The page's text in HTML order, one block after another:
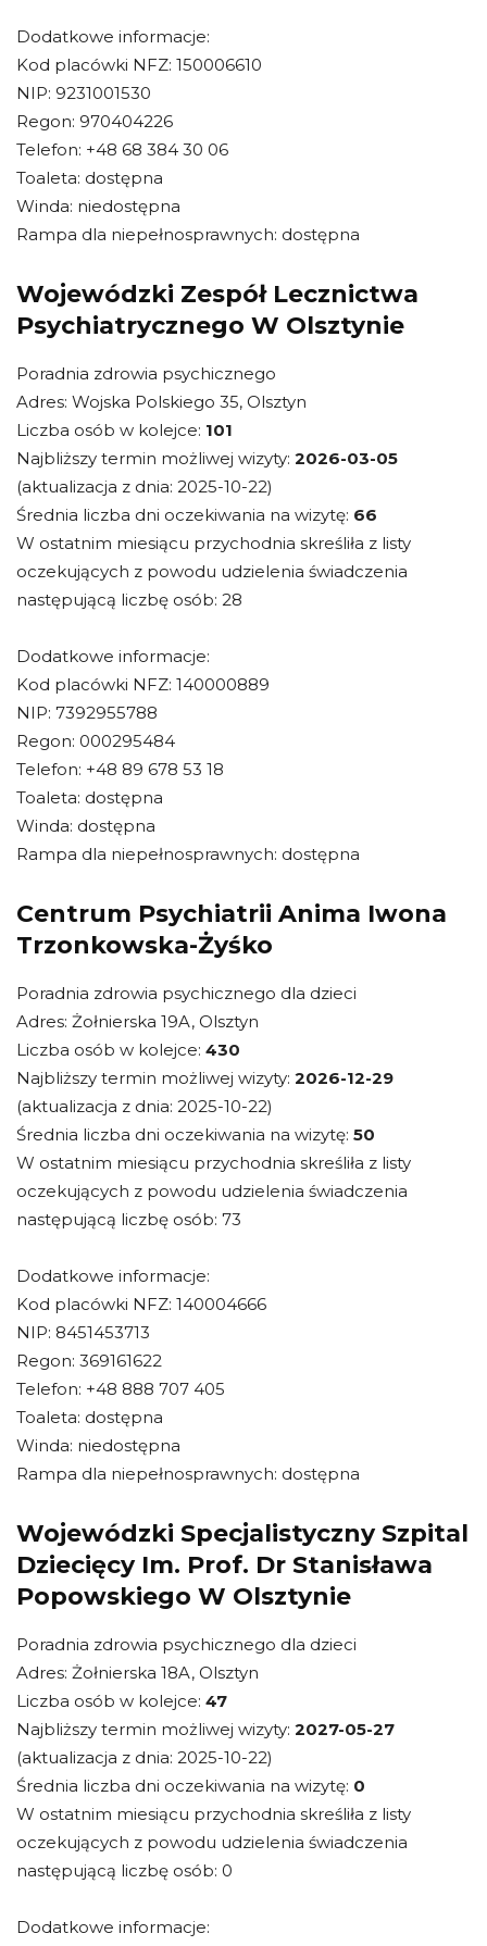
Dodatkowe informacje:
Kod placówki NFZ: 150006610
NIP: 9231001530
Regon: 970404226
Telefon: +48 68 384 30 06
Toaleta: dostępna
Winda: niedostępna
Rampa dla niepełnosprawnych: dostępna
Wojewódzki Zespół Lecznictwa
Psychiatrycznego W Olsztynie
Poradnia zdrowia psychicznego
Adres: Wojska Polskiego 35, Olsztyn
Liczba osób w kolejce: 101
Najbliższy termin możliwej wizyty: 2026-03-05
(aktualizacja z dnia: 2025-10-22)
Średnia liczba dni oczekiwania na wizytę: 66
W ostatnim miesiącu przychodnia skreśliła z listy
oczekujących z powodu udzielenia świadczenia
następującą liczbę osób: 28
Dodatkowe informacje:
Kod placówki NFZ: 140000889
NIP: 7392955788
Regon: 000295484
Telefon: +48 89 678 53 18
Toaleta: dostępna
Winda: dostępna
Rampa dla niepełnosprawnych: dostępna
Centrum Psychiatrii Anima Iwona
Trzonkowska-Żyśko
Poradnia zdrowia psychicznego dla dzieci
Adres: Żołnierska 19A, Olsztyn
Liczba osób w kolejce: 430
Najbliższy termin możliwej wizyty: 2026-12-29
(aktualizacja z dnia: 2025-10-22)
Średnia liczba dni oczekiwania na wizytę: 50
W ostatnim miesiącu przychodnia skreśliła z listy
oczekujących z powodu udzielenia świadczenia
następującą liczbę osób: 73
Dodatkowe informacje:
Kod placówki NFZ: 140004666
NIP: 8451453713
Regon: 369161622
Telefon: +48 888 707 405
Toaleta: dostępna
Winda: niedostępna
Rampa dla niepełnosprawnych: dostępna
Wojewódzki Specjalistyczny Szpital
Dziecięcy Im. Prof. Dr Stanisława
Popowskiego W Olsztynie
Poradnia zdrowia psychicznego dla dzieci
Adres: Żołnierska 18A, Olsztyn
Liczba osób w kolejce: 47
Najbliższy termin możliwej wizyty: 2027-05-27
(aktualizacja z dnia: 2025-10-22)
Średnia liczba dni oczekiwania na wizytę: 0
W ostatnim miesiącu przychodnia skreśliła z listy
oczekujących z powodu udzielenia świadczenia
następującą liczbę osób: 0
Dodatkowe informacje: